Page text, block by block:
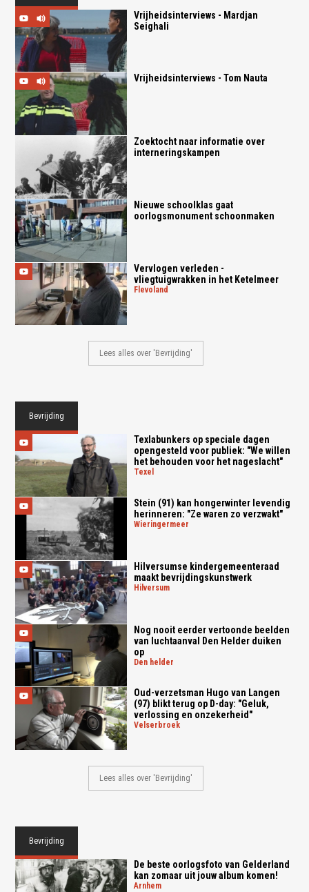
Vrijheidsinterviews - Mardjan
Seighali
Vrijheidsinterviews - Tom Nauta
Zoektocht naar informatie over
interneringskampen
Nieuwe schoolklas gaat
oorlogsmonument schoonmaken
Vervlogen verleden -
vliegtuigwrakken in het Ketelmeer
flevoland
Lees alles over 'Bevrijding'
Bevrijding
Texlabunkers op speciale dagen
opengesteld voor publiek: "We willen
het behouden voor het nageslacht"
texel
Stein (91) kan hongerwinter levendig
herinneren: "Ze waren zo verzwakt"
wieringermeer
Hilversumse kindergemeenteraad
maakt bevrijdingskunstwerk
hilversum
Nog nooit eerder vertoonde beelden
van luchtaanval Den Helder duiken
op
den helder
Oud-verzetsman Hugo van Langen
(97) blikt terug op D-day: "Geluk,
verlossing en onzekerheid"
velserbroek
Lees alles over 'Bevrijding'
Bevrijding
De beste oorlogsfoto van Gelderland
kan zomaar uit jouw album komen!
arnhem